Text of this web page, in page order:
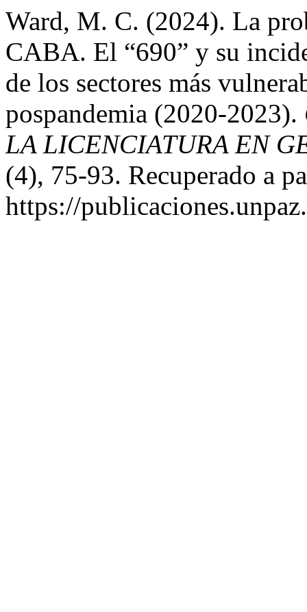
Ward, M. C. (2024). La
CABA. El “690” y su
de los sectores más
pospandemia (2020-2023).
LA LICENCIATURA EN
(4), 75-93. Recuperado a
https://